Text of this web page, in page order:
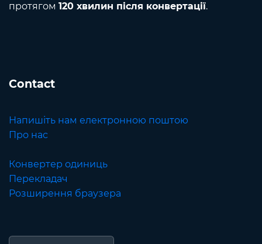
протягом 120 хвилин після конвертації.
Contact
Напишіть нам електронною поштою
Про нас
Конвертер одиниць
Перекладач
Розширення браузера